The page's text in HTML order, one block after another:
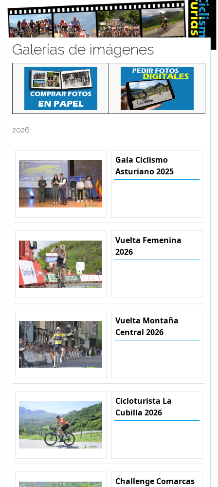
Galerías de imágenes
2026
Gala Ciclismo
Asturiano 2025
Vuelta Femenina
2026
Vuelta Montaña
Central 2026
Cicloturista La
Cubilla 2026
Challenge Comarcas